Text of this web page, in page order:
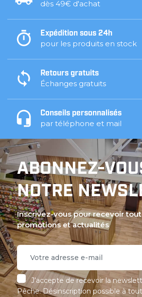
dès 49€ d'achat
Expédition sous 24h
pour les produits en stock
Retours gratuits
Échanges gratuits
Conseils personnalisés
par téléphone et mail
ABONNEZ-
NOTRE
Inscrivez-vous pour recevoir
promotions et actualités
J’accepte de recevoir la
Pêche. Désinscription possible à